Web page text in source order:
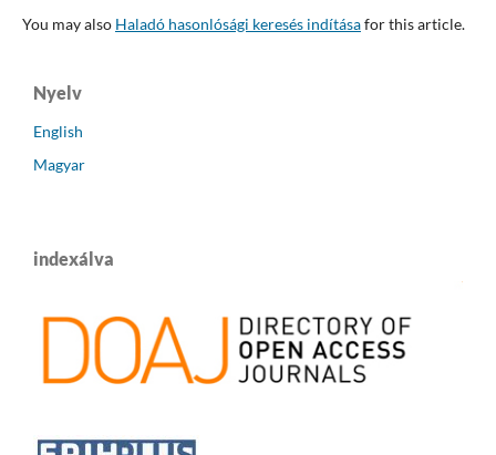
You may also Haladó hasonlósági keresés indításafor this article.
Nyelv
English
Magyar
indexálva